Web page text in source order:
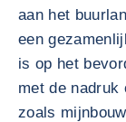
aan het
een
is op het
met de nadruk
zoals